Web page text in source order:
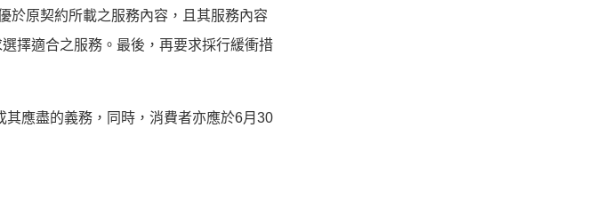
於原契約所載之服務內容，且其服務內容
擇適合之服務。最後，再要求採行緩衝措
應盡的義務，同時，消費者亦應於6月30